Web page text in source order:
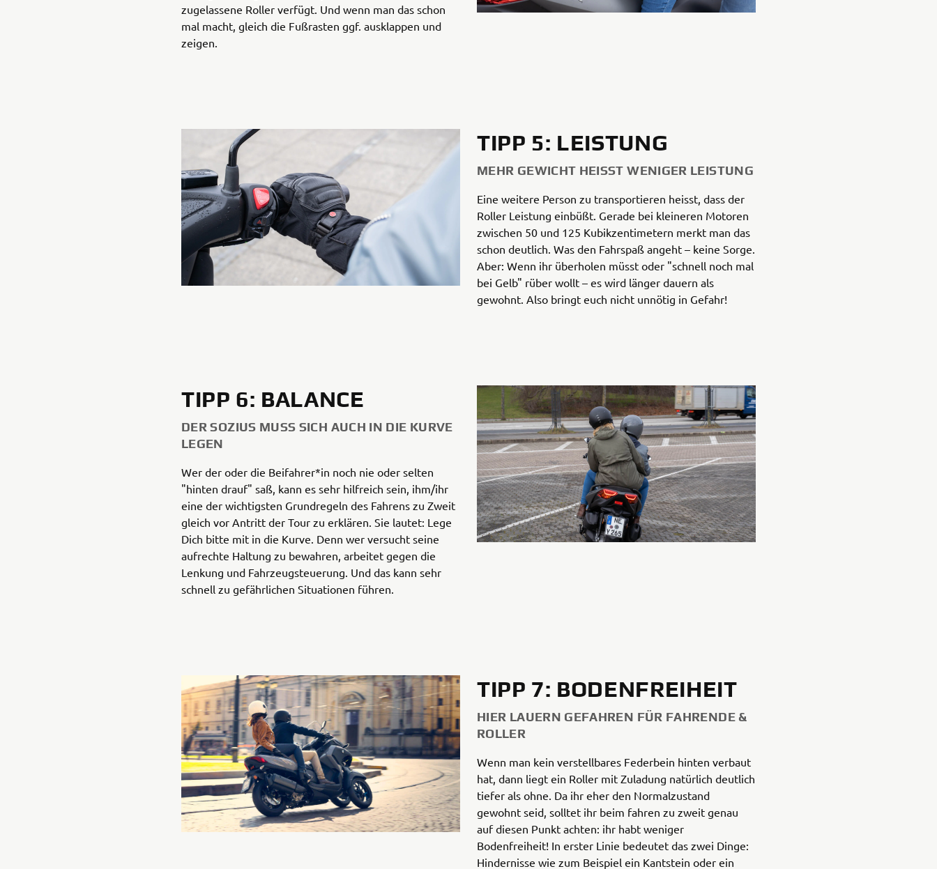
zugelassene Roller verfügt. Und wenn man das schon
mal macht, gleich die Fußrasten ggf. ausklappen und
zeigen.
TIPP 5: LEISTUNG
MEHR GEWICHT HEISST WENIGER LEISTUNG
Eine weitere Person zu transportieren heisst, dass der
Roller Leistung einbüßt. Gerade bei kleineren Motoren
zwischen 50 und 125 Kubikzentimetern merkt man das
schon deutlich. Was den Fahrspaß angeht – keine Sorge.
Aber: Wenn ihr überholen müsst oder "schnell noch mal
bei Gelb" rüber wollt – es wird länger dauern als
gewohnt. Also bringt euch nicht unnötig in Gefahr!
TIPP 6: BALANCE
DER SOZIUS MUSS SICH AUCH IN DIE KURVE
LEGEN
Wer der oder die Beifahrer*in noch nie oder selten
"hinten drauf" saß, kann es sehr hilfreich sein, ihm/ihr
eine der wichtigsten Grundregeln des Fahrens zu Zweit
gleich vor Antritt der Tour zu erklären. Sie lautet: Lege
Dich bitte mit in die Kurve. Denn wer versucht seine
aufrechte Haltung zu bewahren, arbeitet gegen die
Lenkung und Fahrzeugsteuerung. Und das kann sehr
schnell zu gefährlichen Situationen führen.
TIPP 7: BODENFREIHEIT
HIER LAUERN GEFAHREN FÜR FAHRENDE &
ROLLER
Wenn man kein verstellbares Federbein hinten verbaut
hat, dann liegt ein Roller mit Zuladung natürlich deutlich
tiefer als ohne. Da ihr eher den Normalzustand
gewohnt seid, solltet ihr beim fahren zu zweit genau
auf diesen Punkt achten: ihr habt weniger
Bodenfreiheit! In erster Linie bedeutet das zwei Dinge:
Hindernisse wie zum Beispiel ein Kantstein oder ein